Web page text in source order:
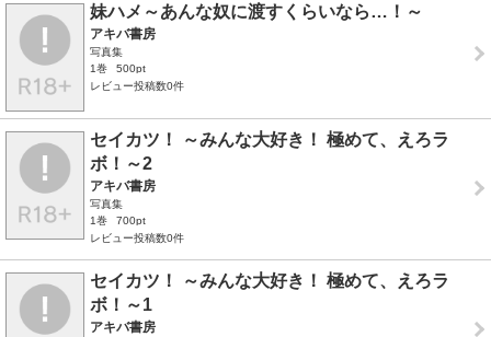
妹ハメ～あんな奴に渡すくらいなら…！～
アキバ書房
写真集
1巻
500pt
レビュー投稿数0件
セイカツ！ ～みんな大好き！ 極めて、えろラ
ボ！～2
アキバ書房
写真集
1巻
700pt
レビュー投稿数0件
セイカツ！ ～みんな大好き！ 極めて、えろラ
ボ！～1
アキバ書房